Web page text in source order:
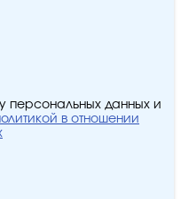
персональных данных и
в отношении